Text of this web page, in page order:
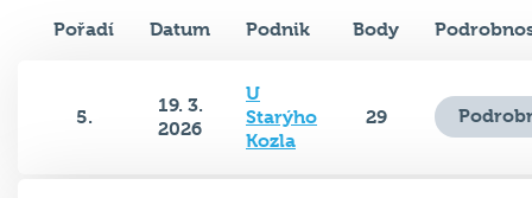
Pořadí Datum Podnik Body
5.
19. 3.
2026
U
Starýho
Kozla
29